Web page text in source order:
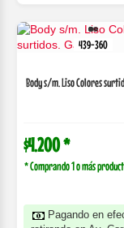
439-360
$4.200 *
* Comprando 1 o más
Pagando en